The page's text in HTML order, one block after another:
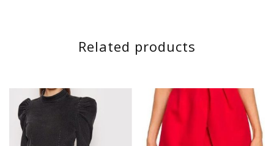
Related products